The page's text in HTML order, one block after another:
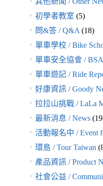
初學者教室 (5)
問&答 / Q&A(18)
單車學校 / Bike
單車安全協會 / BSA
單車遊記 / Ride
好康資訊 / Goody
拉拉山挑戰 / LaLa
最新消息 / News
活動報名中 / Event
環島 / Tour Taiwan
產品資訊 / Product
社會公益 /